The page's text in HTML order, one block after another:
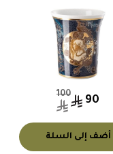
90
100
أضف إلى السلة